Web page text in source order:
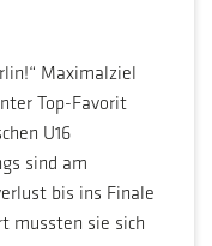
Maximalziel
Top-Favorit
U16
sind am
bis ins Finale
mussten sie sich